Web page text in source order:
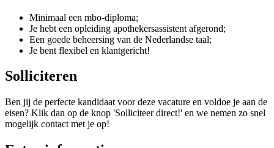
Minimaal een mbo-diploma;
Je hebt een opleiding apothekersassistent afgerond;
Een goede beheersing van de Nederlandse taal;
Je bent flexibel en klantgericht!
Solliciteren
Ben jij de perfecte kandidaat voor deze vacature en voldoe je aan de
eisen? Klik dan op de knop 'Solliciteer direct!' en we nemen zo snel
mogelijk contact met je op!